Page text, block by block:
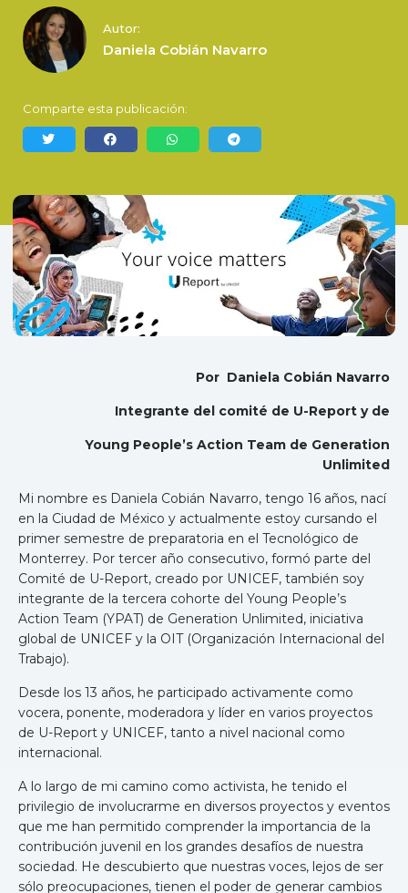
Autor:
Daniela Cobián Navarro
Comparte esta publicación:
Por Daniela Cobián Navarro
Integrante del comité de U-Report y de
Young People’s Action Team de Generation
Unlimited
Mi nombre es Daniela Cobián Navarro, tengo 16 años, nací
en la Ciudad de México y actualmente estoy cursando el
primer semestre de preparatoria en el Tecnológico de
Monterrey. Por tercer año consecutivo, formó parte del
Comité de U-Report, creado por UNICEF, también soy
integrante de la tercera cohorte del Young People’s
Action Team (YPAT) de Generation Unlimited, iniciativa
global de UNICEF y la OIT (Organización Internacional del
Trabajo).
Desde los 13 años, he participado activamente como
vocera, ponente, moderadora y líder en varios proyectos
de U-Report y UNICEF, tanto a nivel nacional como
internacional.
A lo largo de mi camino como activista, he tenido el
privilegio de involucrarme en diversos proyectos y eventos
que me han permitido comprender la importancia de la
contribución juvenil en los grandes desafíos de nuestra
sociedad. He descubierto que nuestras voces, lejos de ser
sólo preocupaciones, tienen el poder de generar cambios